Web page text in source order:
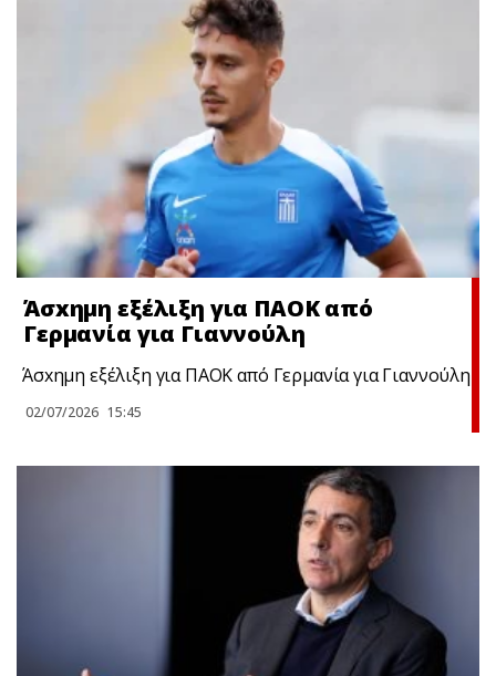
Άσxημη εξέλιξη για ΠΑΟΚ από
Γερμανία για Γιαννούλη
Άσxημη εξέλιξη για ΠΑΟΚ από Γερμανία για Γιαννούλη
02/07/2026 15:45